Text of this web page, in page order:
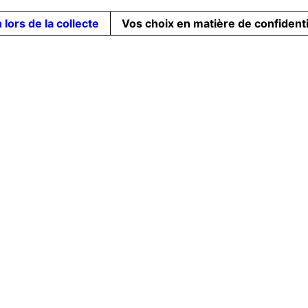
lors de la collecte Vos choix en matière de